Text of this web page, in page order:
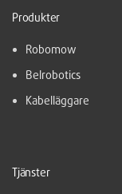
Produkter
Robomow
Belrobotics
Kabelläggare
Tjänster